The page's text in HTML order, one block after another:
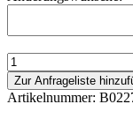
Geländerutsche
Vario
Gerade
Länge
Zur Anfrageliste
Artikelnummer: